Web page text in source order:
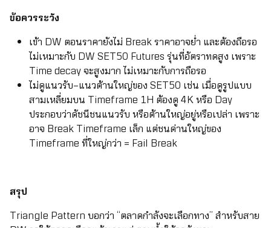
ข้อควรระวัง
เข้า DW ตอนราคายังไม่ Break ราคาอาจย่ำ และต้องถือรอ
ไม่เหมาะกับ DW SET50 Futures รุ่นที่อัตราทดสูง เพราะ
Time decay จะสูงมาก ไม่เหมาะกับการถือรอ
ไม่ดูแนวรับ–แนวต้านใหญ่ของ SET50 เช่น เมื่อดูรูปแบบ
สามเหลี่ยมบน Timeframe 1H ต้องดู 4K หรือ Day
ประกอบว่าดัชนีชนแนวรับ หรือต้านใหญ่อยู่หรือเปล่า เพราะ
อาจ Break Timeframe เล็ก แต่ชนด่านใหญ่ของ
Timeframe ที่ใหญ่กว่า = Fail Break
สรุป
Triangle Pattern บอกว่า “ตลาดกำลังจะเลือกทาง” สำหรับสาย